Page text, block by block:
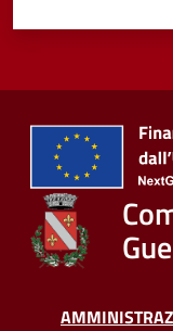
Tutti
Seguici
su